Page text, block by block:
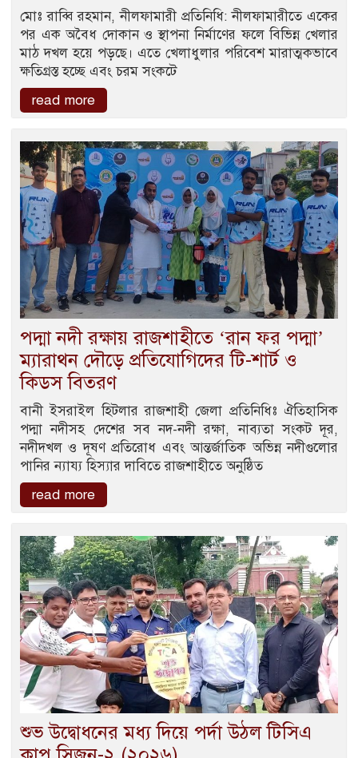
মোঃ রাব্বি রহমান, নীলফামারী প্রতিনিধি: নীলফামারীতে একের
পর এক অবৈধ দোকান ও স্থাপনা নির্মাণের ফলে বিভিন্ন খেলার
মাঠ দখল হয়ে পড়ছে। এতে খেলাধুলার পরিবেশ মারাত্মকভাবে
ক্ষতিগ্রস্ত হচ্ছে এবং চরম সংকটে
read more
পদ্মা নদী রক্ষায় রাজশাহীতে ‘রান ফর পদ্মা’
ম্যারাথন দৌড়ে প্রতিযোগিদের টি-শার্ট ও
কিডস বিতরণ
বানী ইসরাইল হিটলার রাজশাহী জেলা প্রতিনিধিঃ ঐতিহাসিক
পদ্মা নদীসহ দেশের সব নদ-নদী রক্ষা, নাব্যতা সংকট দূর,
নদীদখল ও দূষণ প্রতিরোধ এবং আন্তর্জাতিক অভিন্ন নদীগুলোর
পানির ন্যায্য হিস্যার দাবিতে রাজশাহীতে অনুষ্ঠিত
read more
শুভ উদ্বোধনের মধ্য দিয়ে পর্দা উঠল টিসিএ